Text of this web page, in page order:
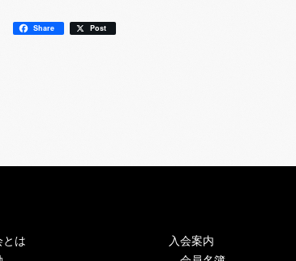
Share Post
とは
入会案内